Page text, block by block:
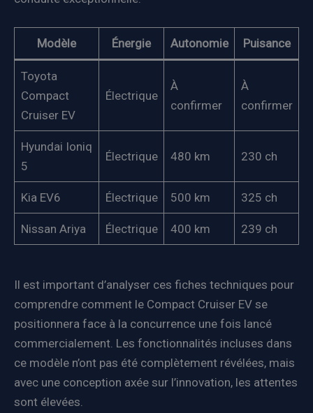
Modèle Énergie Autonomie Puisance
Toyota
Compact
Cruiser EV
Électrique
À
confirmer
À
confirmer
Hyundai Ioniq
5
Électrique 480 km 230 ch
Kia EV6 Électrique 500 km 325 ch
Nissan Ariya Électrique 400 km 239 ch
Il est important d’analyser ces fiches techniques pour
comprendre comment le Compact Cruiser EV se
positionnera face à la concurrence une fois lancé
commercialement. Les fonctionnalités incluses dans
ce modèle n’ont pas été complètement révélées, mais
avec une conception axée sur l’innovation, les attentes
sont élevées.